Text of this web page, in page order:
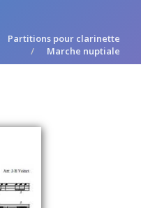
Partitions pour clarinette
Marche nuptiale